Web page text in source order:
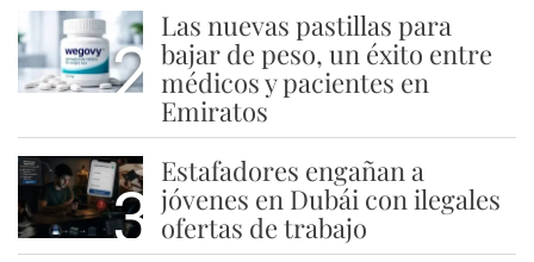
2
Las nuevas pastillas para
bajar de peso, un éxito entre
médicos y pacientes en
Emiratos
3
Estafadores engañan a
jóvenes en Dubái con ilegales
ofertas de trabajo